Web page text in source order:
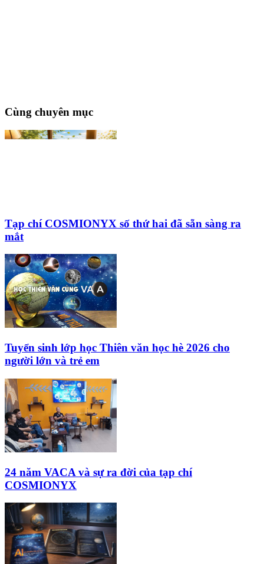
Cùng chuyên mục
Tạp chí COSMIONYX số thứ hai đã sẵn sàng ra
mắt
Tuyển sinh lớp học Thiên văn học hè 2026 cho
người lớn và trẻ em
24 năm VACA và sự ra đời của tạp chí
COSMIONYX